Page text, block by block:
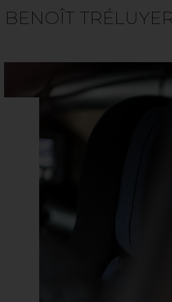
BENOÎT